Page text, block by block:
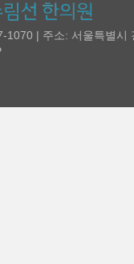
| 주소: 서울특별